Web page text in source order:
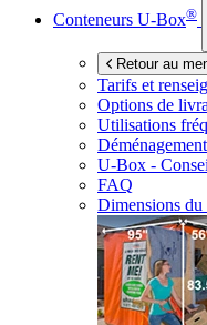
Conteneurs U-Box®
Retour au
Tarifs et
Options de
Utilisations
U-Box -
FAQ
Dimensions du